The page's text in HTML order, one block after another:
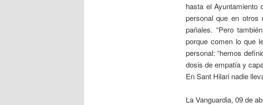
hasta el
personal que en otros
pañales. “Pero
porque comen lo que
personal: “hemos
dosis de empatía y
En Sant Hilari nadie
La Vanguardia, 09 de